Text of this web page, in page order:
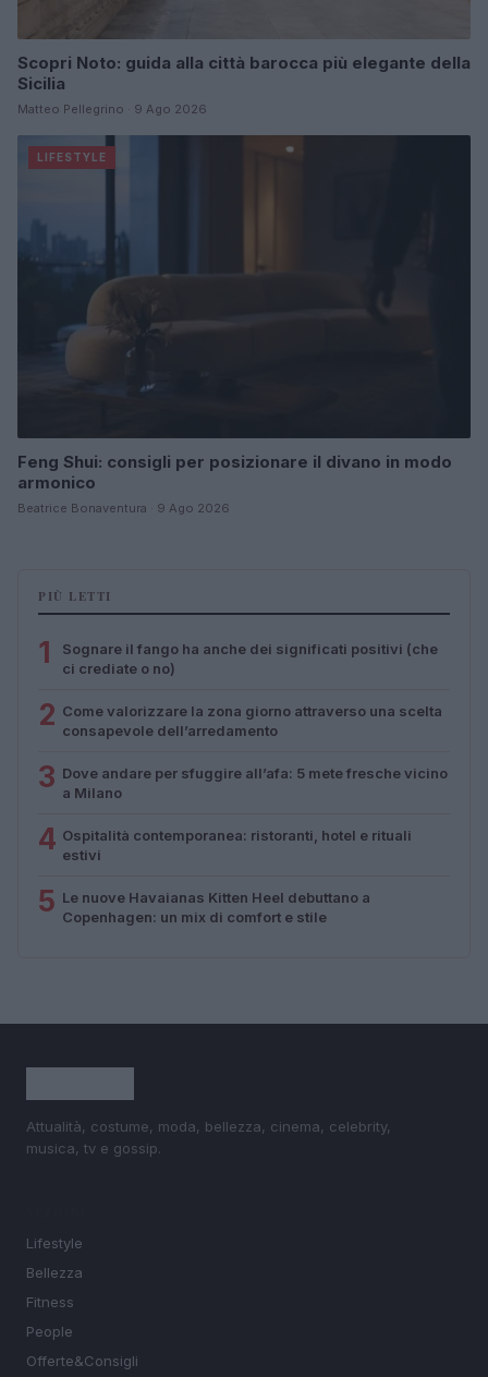
Scopri Noto: guida alla città barocca più elegante della
Sicilia
Matteo Pellegrino · 9 Ago 2026
LIFESTYLE
Feng Shui: consigli per posizionare il divano in modo
armonico
Beatrice Bonaventura · 9 Ago 2026
PIÙ LETTI
1
Sognare il fango ha anche dei significati positivi (che
ci crediate o no)
2 Come valorizzare la zona giorno attraverso una scelta
consapevole dell’arredamento
3 Dove andare per sfuggire all’afa: 5 mete fresche vicino
a Milano
4 Ospitalità contemporanea: ristoranti, hotel e rituali
estivi
5 Le nuove Havaianas Kitten Heel debuttano a
Copenhagen: un mix di comfort e stile
Attualità, costume, moda, bellezza, cinema, celebrity,
musica, tv e gossip.
Lifestyle
Bellezza
Fitness
People
Offerte&Consigli